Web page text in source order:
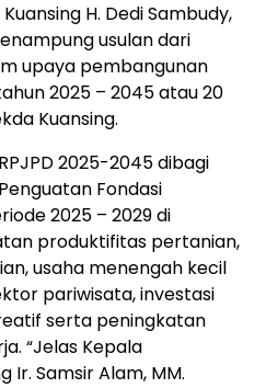
H. Dedi Sambudy,
usulan dari
upaya pembangunan
2025 – 2045 atau 20
Kuansing.
2025-2045 dibagi
Fondasi
2025 – 2029 di
produktifitas pertanian,
usaha menengah kecil
pariwisata, investasi
serta peningkatan
“Jelas Kepala
Ir. Samsir Alam, MM.